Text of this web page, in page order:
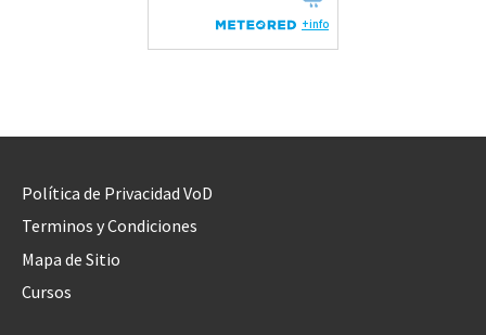
Política de Privacidad VoD
Terminos y Condiciones
Mapa de Sitio
Cursos